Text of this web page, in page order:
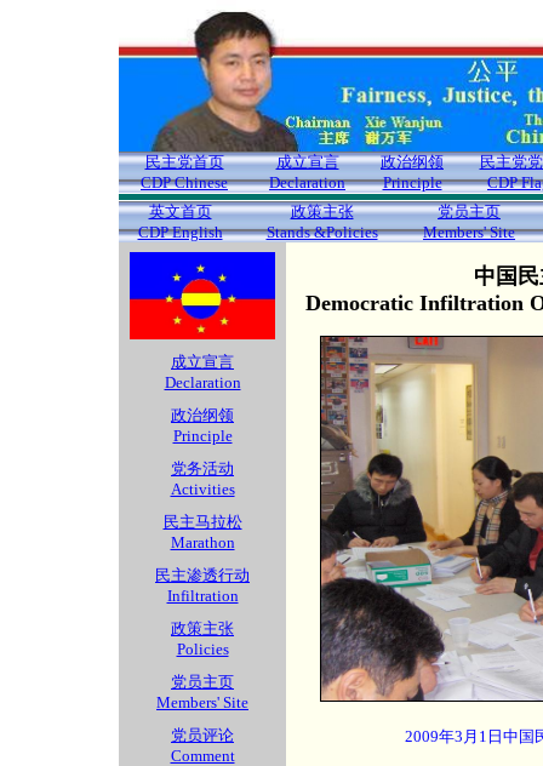
民主党首页
CDP Chinese
成立宣言
Declaration
政治纲领
Principle
民主党
CDP
英文首页
CDP English
政策主张
Stands &Policies
党员主页
Members' Site
成立宣言
Declaration
政治纲领
Principle
党务活动
Activities
民主马拉松
Marathon
民主渗透行动
Infiltration
政策主张
Policies
党员主页
Members' Site
党员评论
Comment
中国
Democratic Infiltration
2009年3月1日中国